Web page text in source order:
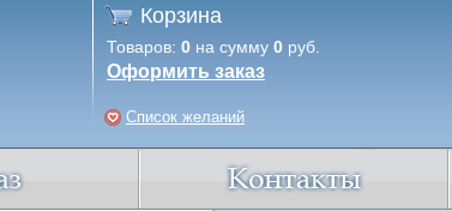
Корзина
Товаров: 0 на сумму 0 руб.
Оформить заказ
Список желаний